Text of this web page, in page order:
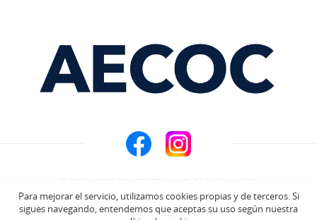
© 2026 AECOC. TODOS LOS DERECHOS RESERVADOS.
Aviso Legal
Para mejorar el servicio, utilizamos cookies propias y de terceros. Si
sigues navegando, entendemos que aceptas su uso según nuestra